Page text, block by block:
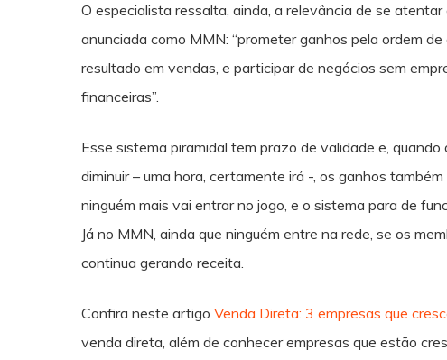
O especialista ressalta, ainda, a relevância de se
anunciada como MMN: “prometer ganhos pela ordem
resultado em vendas, e participar de negócios sem
financeiras”.
Esse sistema piramidal tem prazo de validade e,
diminuir – uma hora, certamente irá -, os ganhos
ninguém mais vai entrar no jogo, e o sistema para de
Já no MMN, ainda que ninguém entre na rede, se os
continua gerando receita.
Confira neste artigo Venda Direta: 3 empresas que
venda direta, além de conhecer empresas que estão